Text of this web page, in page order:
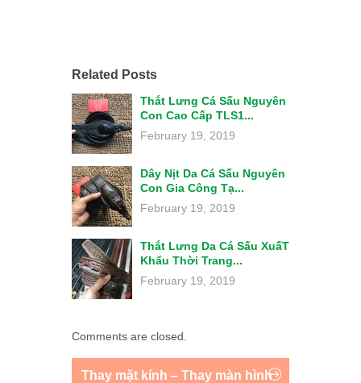
Related Posts
Thắt Lưng Cá Sấu Nguyên
Con Cao Cấp TLS1...
February 19, 2019
Dây Nịt Da Cá Sấu Nguyên
Con Gia Công Tạ...
February 19, 2019
Thắt Lưng Da Cá Sấu XuấT
Khẩu Thời Trang...
February 19, 2019
Comments are closed.
Thay mặt kính – Thay màn hình